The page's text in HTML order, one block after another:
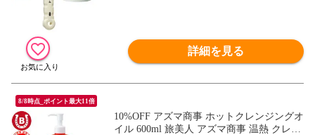
詳細を見る
8/8時点_ポイント最大11倍
10%OFF アズマ商事 ホットクレンジングオ
イル 600ml 旅美人 アズマ商事 温熱 クレン